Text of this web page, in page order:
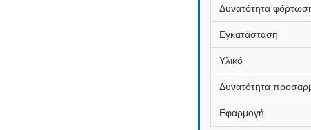
Δυνατότητα
Εγκατάσταση
Υλικό
Δυνατότητα
Εφαρμογή